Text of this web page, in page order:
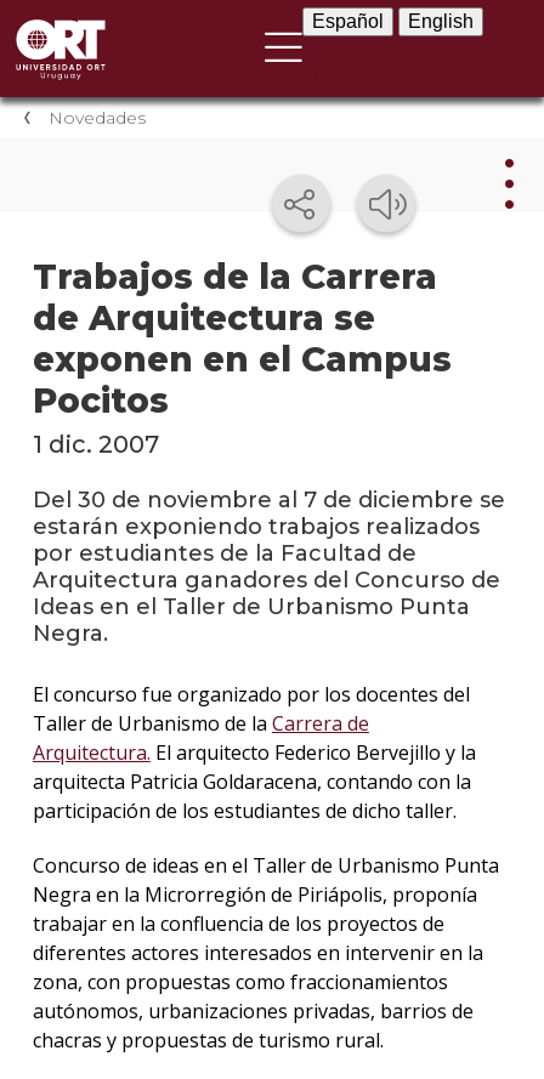
Español English
Novedades
Trabajos de la Carrera
de Arquitectura se
exponen en el Campus
Pocitos
1 dic. 2007
Del 30 de noviembre al 7 de diciembre se
estarán exponiendo trabajos realizados
por estudiantes de la Facultad de
Arquitectura ganadores del Concurso de
Ideas en el Taller de Urbanismo Punta
Negra.
El concurso fue organizado por los docentes del
Taller de Urbanismo de la Carrera de
Arquitectura. El arquitecto Federico Bervejillo y la
arquitecta Patricia Goldaracena, contando con la
participación de los estudiantes de dicho taller.
Concurso de ideas en el Taller de Urbanismo Punta
Negra en la Microrregión de Piriápolis, proponía
trabajar en la confluencia de los proyectos de
diferentes actores interesados en intervenir en la
zona, con propuestas como fraccionamientos
autónomos, urbanizaciones privadas, barrios de
chacras y propuestas de turismo rural.